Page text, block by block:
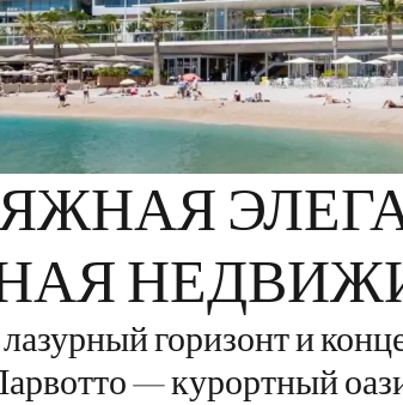
горизонт и
— курортный